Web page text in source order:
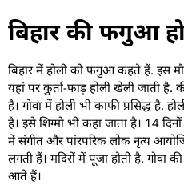
बिहार की फगुआ
बिहार में होली को फगुआ कहते हैं. इस
यहां पर कुर्ता-फाड़ होली खेली जाती
है। गोवा में होली भी काफी प्रसिद्ध है.
है। इसे शिग्मो भी कहा जाता है। 14
में संगीत और पांरपरिक लोक नृत्य
लगती हैं। मदिरों में पूजा होती है. गोवा
आते हैं।